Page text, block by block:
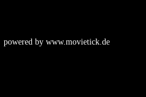
powered by www.movietick.de